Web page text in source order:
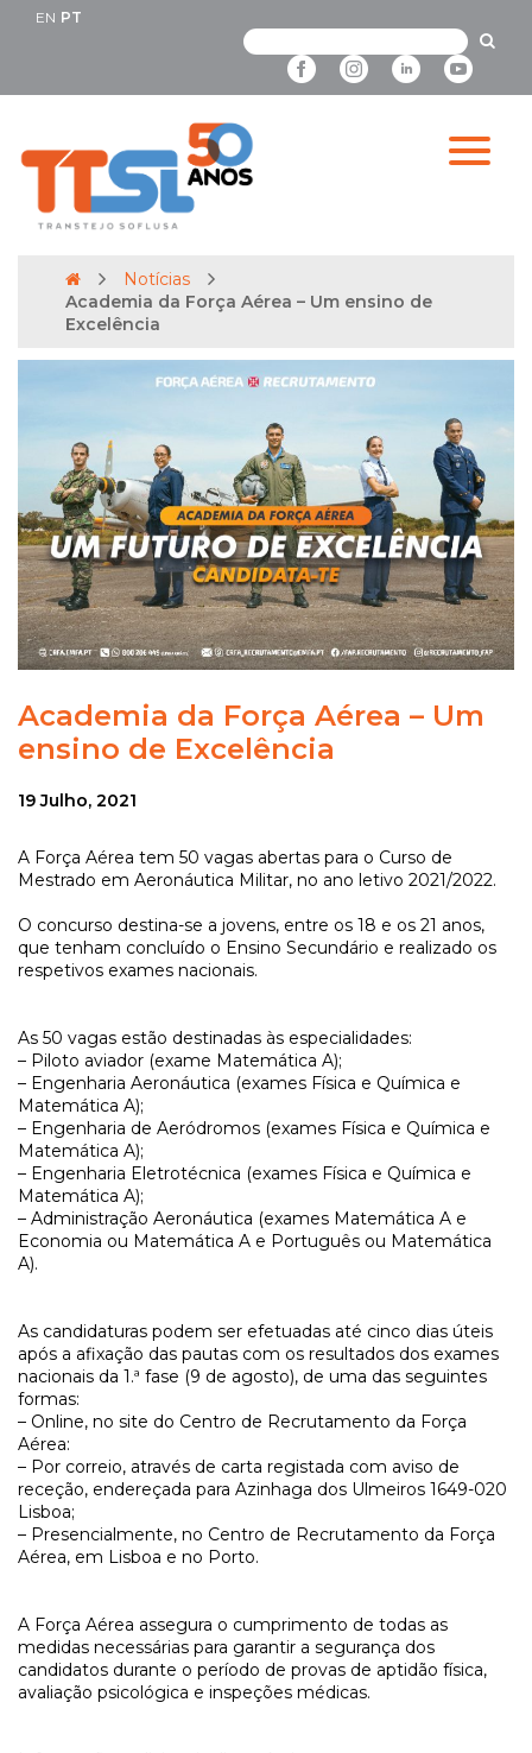
EN PT
Notícias
Academia da Força Aérea – Um ensino de
Excelência
Academia da Força Aérea – Um
ensino de Excelência
19 Julho, 2021
A Força Aérea tem 50 vagas abertas para o Curso de
Mestrado em Aeronáutica Militar, no ano letivo 2021/2022.
O concurso destina-se a jovens, entre os 18 e os 21 anos,
que tenham concluído o Ensino Secundário e realizado os
respetivos exames nacionais.
As 50 vagas estão destinadas às especialidades:
– Piloto aviador (exame Matemática A);
– Engenharia Aeronáutica (exames Física e Química e
Matemática A);
– Engenharia de Aeródromos (exames Física e Química e
Matemática A);
– Engenharia Eletrotécnica (exames Física e Química e
Matemática A);
– Administração Aeronáutica (exames Matemática A e
Economia ou Matemática A e Português ou Matemática
A).
As candidaturas podem ser efetuadas até cinco dias úteis
após a afixação das pautas com os resultados dos exames
nacionais da 1.ª fase (9 de agosto), de uma das seguintes
formas:
– Online, no site do Centro de Recrutamento da Força
Aérea:
– Por correio, através de carta registada com aviso de
receção, endereçada para Azinhaga dos Ulmeiros 1649-020
Lisboa;
– Presencialmente, no Centro de Recrutamento da Força
Aérea, em Lisboa e no Porto.
A Força Aérea assegura o cumprimento de todas as
medidas necessárias para garantir a segurança dos
candidatos durante o período de provas de aptidão física,
avaliação psicológica e inspeções médicas.